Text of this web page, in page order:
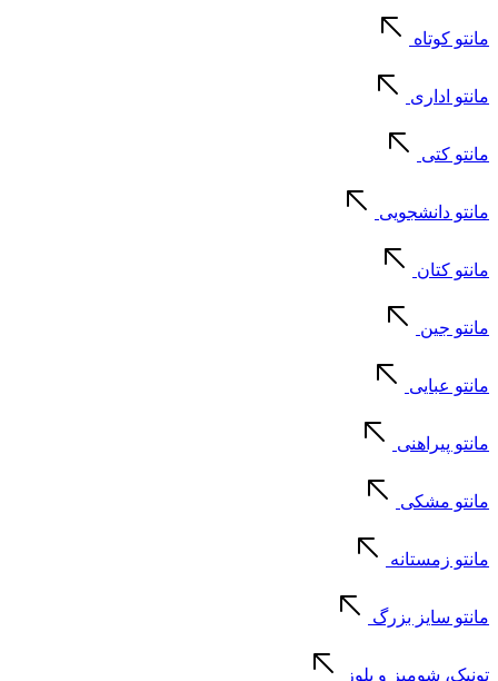
مانتو کوتاه
مانتو اداری
مانتو کتی
مانتو دانشجویی
مانتو کتان
مانتو جین
مانتو عبایی
مانتو پیراهنی
مانتو مشکی
مانتو زمستانه
مانتو سایز بزرگ
تونیک، شومیز و بلوز